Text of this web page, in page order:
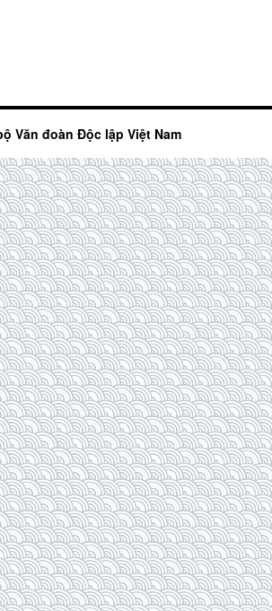
Văn đoàn Độc lập Việt Nam